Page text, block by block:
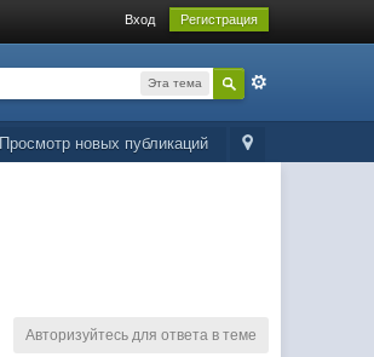
Вход Регистрация
Эта тема
Просмотр новых публикаций
Авторизуйтесь для ответа в теме